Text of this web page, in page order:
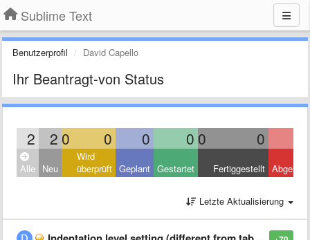
Sublime Text
Benutzerprofil David Capello
Ihr Beantragt-von Status
2 2 0 0 0 0 0 0
Alle Neu
Wird
überprüft Geplant Gestartet Fertiggestellt
Letzte Aktualisierung